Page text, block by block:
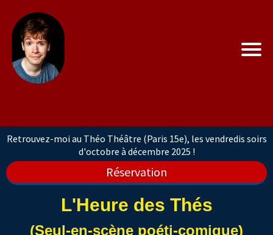
Retrouvez-moi au Théo Théâtre (Paris 15e), les vendredis soirs
d'octobre à décembre 2025 !
Réservation
L'Heure des Thés
(Seul-en-scène poéti-comique)